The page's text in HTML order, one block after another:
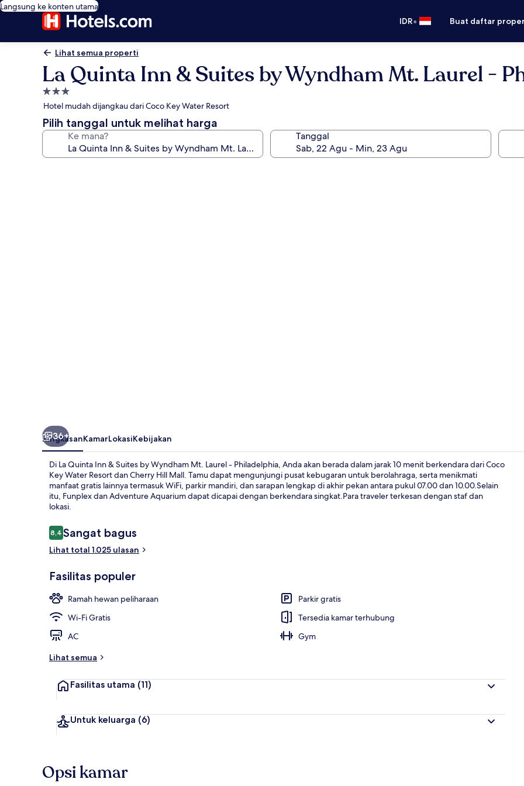
Langsung ke konten utama
IDR• Buat daftar
Lihat semua properti
La Quinta Inn & Suites by Wyndham Mt. Laurel -
Properti
bintang
3.0
Hotel mudah dijangkau dari Coco Key Water Resort
Pilih tanggal untuk melihat harga
Ke mana? Tanggal
Sudah
36+
RingkasanKamarLokasiKebijakan
Di La Quinta Inn & Suites by Wyndham Mt. Laurel - Philadelphia, Anda akan berada dalam jarak 10 menit berkendara dari Coco
Key Water Resort dan Cherry Hill Mall. Tamu dapat mengunjungi pusat kebugaran untuk berolahraga, serta menikmati
manfaat gratis lainnya termasuk WiFi, parkir mandiri, dan sarapan lengkap di akhir pekan antara pukul 07.00 dan 10.00.Selain
itu, Funplex dan Adventure Aquarium dapat dicapai dengan berkendara singkat.Para traveler terkesan dengan staf dan
lokasi.
Ulasan
8,48,4 dari 10
Sangat bagus
Lihat total 1.025 ulasan
Fasilitas populer
Ramah hewan peliharaan
Parkir gratis
Wi-Fi Gratis
Tersedia kamar terhubung
AC
Gym
Lihat semua
Fasilitas utama (11)
Untuk keluarga (6)
Opsi kamar